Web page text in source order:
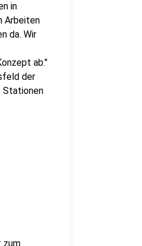
in
Arbeiten
da. Wir
ab."
der
Stationen
zum